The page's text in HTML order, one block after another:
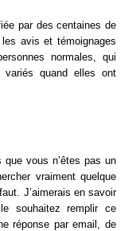
par des centaines de
avis et témoignages
normales, qui
variés quand elles ont
vous n’êtes pas un
vraiment quelque
J’aimerais en savoir
souhaitez remplir ce
réponse par email, de